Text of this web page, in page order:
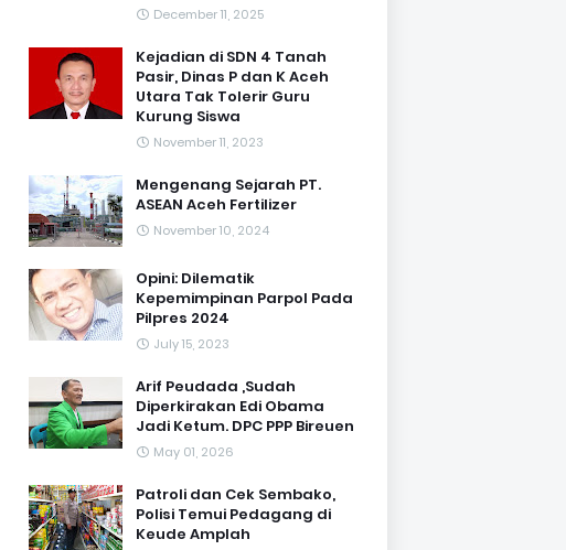
December 11, 2025
Kejadian di SDN 4 Tanah
Pasir, Dinas P dan K Aceh
Utara Tak Tolerir Guru
Kurung Siswa
November 11, 2023
Mengenang Sejarah PT.
ASEAN Aceh Fertilizer
November 10, 2024
Opini: Dilematik
Kepemimpinan Parpol Pada
Pilpres 2024
July 15, 2023
Arif Peudada ,Sudah
Diperkirakan Edi Obama
Jadi Ketum. DPC PPP Bireuen
May 01, 2026
Patroli dan Cek Sembako,
Polisi Temui Pedagang di
Keude Amplah